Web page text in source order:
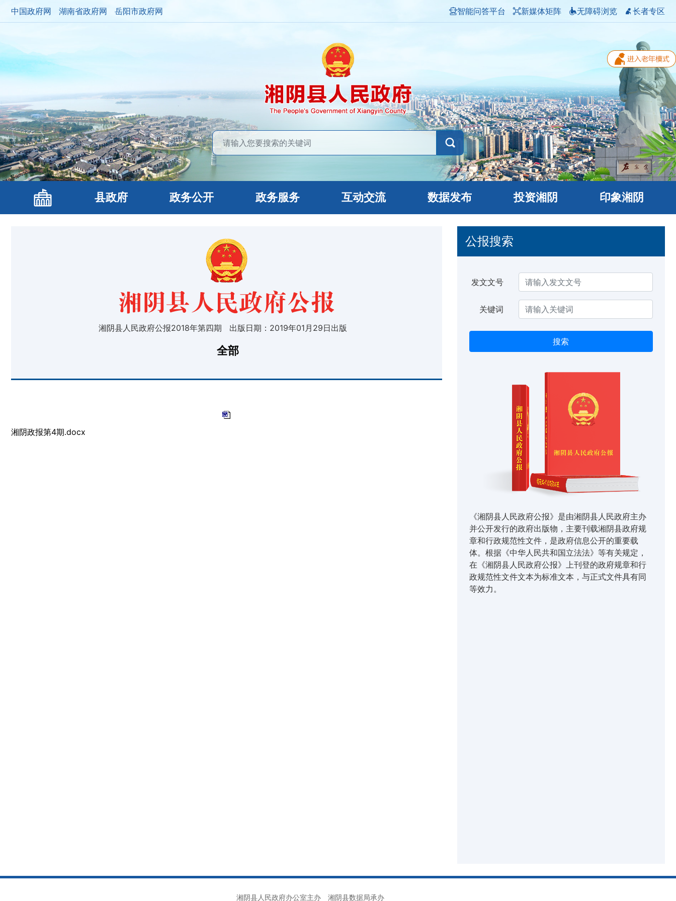
中国政府网 湖南省政府网 岳阳市政府网 智能问答平台 新媒体矩阵 无障碍浏览 长者专区
县政府 政务公开 政务服务 互动交流 数据发布 投资湘阴 印象湘阴
湘阴县人民政府公报2018年第四期 出版日期：2019年01月29日出版
全部
湘阴政报第4期.docx
公报搜索
发文文号
关键词
搜索
《湘阴县人民政府公报》是由湘阴县人民政府主办
并公开发行的政府出版物，主要刊载湘阴县政府规
章和行政规范性文件，是政府信息公开的重要载
体。根据《中华人民共和国立法法》等有关规定，
在《湘阴县人民政府公报》上刊登的政府规章和行
政规范性文件文本为标准文本，与正式文件具有同
等效力。
湘阴县人民政府办公室主办 湘阴县数据局承办